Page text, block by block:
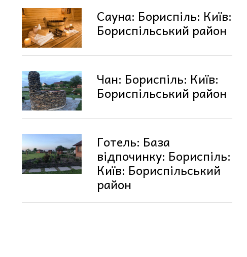
Сауна: Бориспіль: Київ:
Бориспільський район
Чан: Бориспіль: Київ:
Бориспільський район
Готель: База
відпочинку: Бориспіль:
Київ: Бориспільський
район